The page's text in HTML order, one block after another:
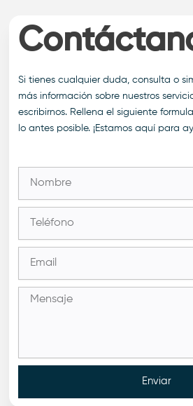
Si tienes cualquier duda, consulta o
más información sobre nuestros
escribirnos. Rellena el siguiente
lo antes posible. ¡Estamos aquí para
Enviar